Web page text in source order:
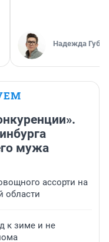
Надежда
мужа
ассорти на
области
к зиме и не